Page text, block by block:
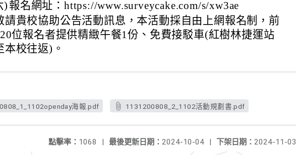
) 報名網址：https://www.surveycake.com/s/xw3ae
請貴校協助公告活動訊息，本活動採自由上網報名制，前
位報名者提供精緻午餐1份、免費接駁車(紅樹林捷運站
本校往返)。
海報.pdf 1131200808_2_1102活動規劃書.pdf
下架日期： 2024-11-03
最後更新日期： 2024-10-04 |
點擊率： 1068 |